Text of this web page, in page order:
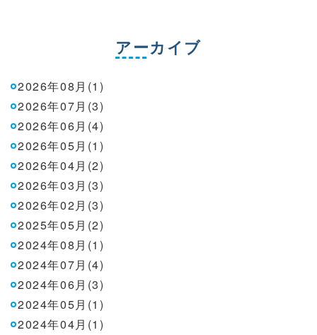
アーカイブ
2026年08月(1)
2026年07月(3)
2026年06月(4)
2026年05月(1)
2026年04月(2)
2026年03月(3)
2026年02月(3)
2025年05月(2)
2024年08月(1)
2024年07月(4)
2024年06月(3)
2024年05月(1)
2024年04月(1)